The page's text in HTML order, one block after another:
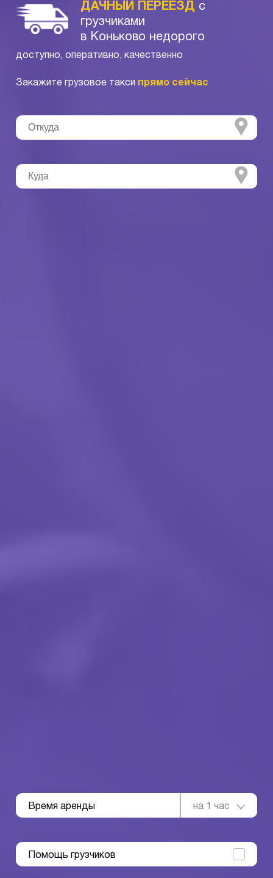
ДАЧНЫЙ ПЕРЕЕЗД с
грузчиками
в Коньково недорого
доступно, оперативно, качественно
Закажите грузовое такси прямо сейчас
Время аренды на 1 час
Помощь грузчиков